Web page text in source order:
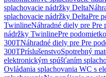
splachovacie nádržky Delta
splachovacie nádržky DeltaPre
TwinlineNáhradné diely pre Pre
nádržky TwinlinePre
300TNáhradné diely pre Pre
300TPríslušenstvoSpotrebný
elektronickým spúšťaním
Ovládania splachovania WC s